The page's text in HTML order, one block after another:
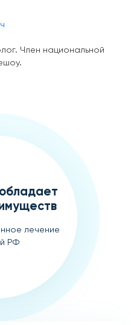
Член национальной
лечение
РФ